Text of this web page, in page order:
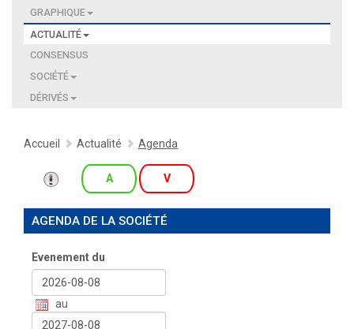
GRAPHIQUE
ACTUALITÉ
CONSENSUS
SOCIÉTÉ
DÉRIVÉS
Accueil Actualité Agenda
A V
AGENDA DE LA SOCIÉTÉ
Evenement du
au